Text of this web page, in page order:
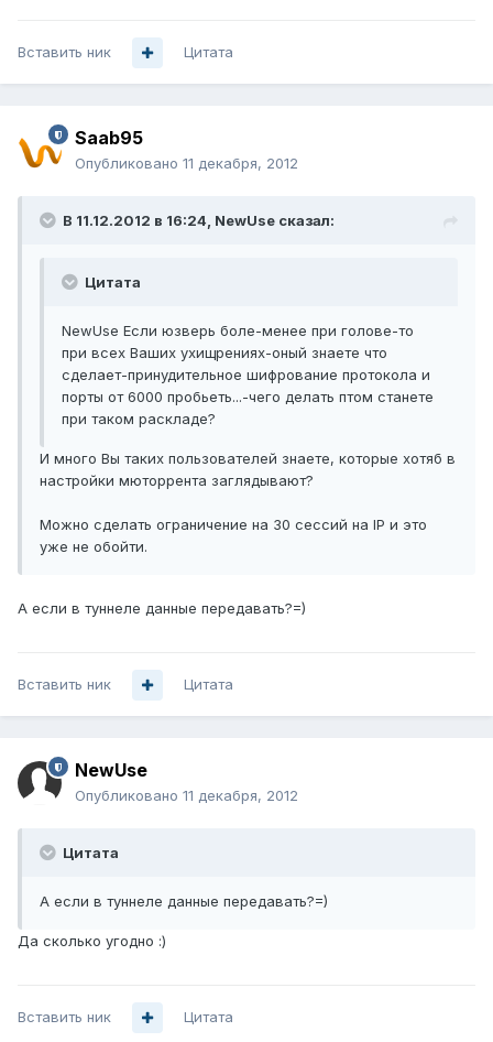
Вставить ник Цитата
Saab95
Опубликовано 11 декабря, 2012
В 11.12.2012 в 16:24, NewUse сказал:
Цитата
NewUse Если юзверь боле-менее при голове-то
при всех Ваших ухищрениях-оный знаете что
сделает-принудительное шифрование протокола и
порты от 6000 пробьеть...-чего делать птом станете
при таком раскладе?
И много Вы таких пользователей знаете, которые хотяб в
настройки мюторрента заглядывают?
Можно сделать ограничение на 30 сессий на IP и это
уже не обойти.
А если в туннеле данные передавать?=)
Вставить ник Цитата
NewUse
Опубликовано 11 декабря, 2012
Цитата
А если в туннеле данные передавать?=)
Да сколько угодно :)
Вставить ник Цитата